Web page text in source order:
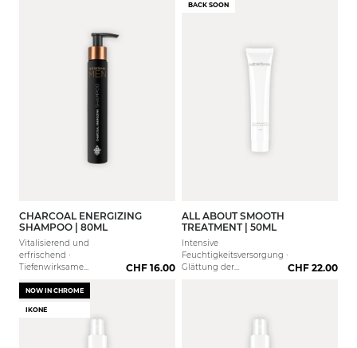
CHARCOAL ENERGIZING
SHAMPOO | 80ML
Vitalisierend und
erfrischend ·
Tiefenwirksame
Effekt
CHF 16.00
BACK SOON
ALL ABOUT SMOOTH
TREATMENT | 50ML
Intensive
Feuchtigkeitsversorgung ·
Glättung der
CHF 22.00
NOW IN CHROME
IKONE